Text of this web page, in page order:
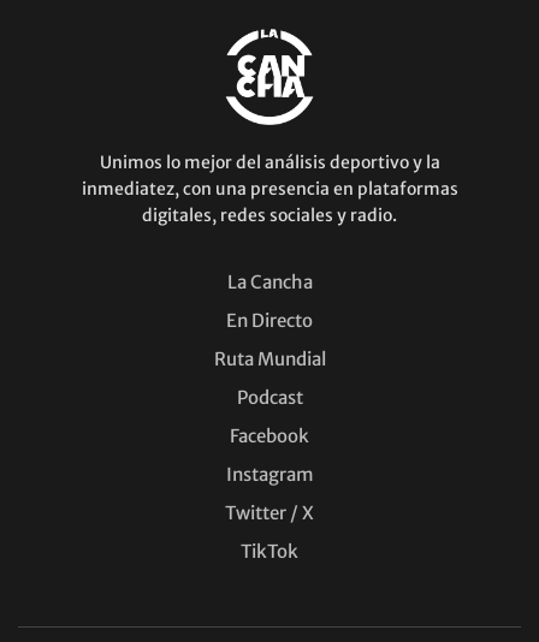
Unimos lo mejor del análisis deportivo y la
inmediatez, con una presencia en plataformas
digitales, redes sociales y radio.
La Cancha
En Directo
Ruta Mundial
Podcast
Facebook
Instagram
Twitter / X
TikTok